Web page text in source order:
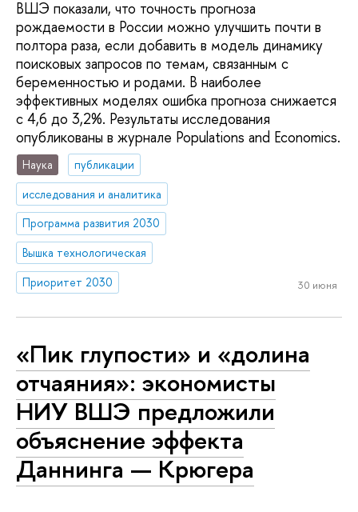
ВШЭ показали, что точность прогноза
рождаемости в России можно улучшить почти в
полтора раза, если добавить в модель динамику
поисковых запросов по темам, связанным с
беременностью и родами. В наиболее
эффективных моделях ошибка прогноза снижается
с 4,6 до 3,2%. Результаты исследования
опубликованы в журнале Populations and Economics.
Наука
публикации
исследования и аналитика
Программа развития 2030
Вышка технологическая
Приоритет 2030
30 июня
«Пик глупости» и «долина
отчаяния»: экономисты
НИУ ВШЭ предложили
объяснение эффекта
Даннинга — Крюгера